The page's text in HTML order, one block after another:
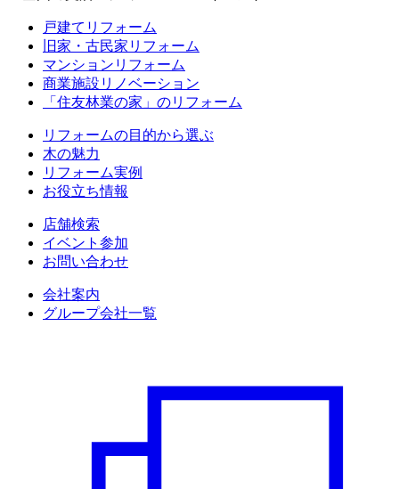
戸建てリフォーム
旧家・古民家リフォーム
マンションリフォーム
商業施設リノベーション
「住友林業の家」のリフォーム
リフォームの目的から選ぶ
木の魅力
リフォーム実例
お役立ち情報
店舗検索
イベント参加
お問い合わせ
会社案内
グループ会社一覧